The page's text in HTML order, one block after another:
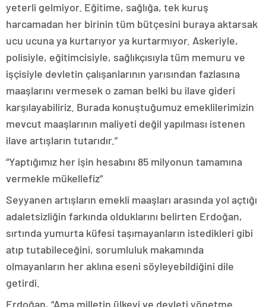
yeterli gelmiyor. Eğitime, sağlığa, tek kuruş
harcamadan her birinin tüm bütçesini buraya aktarsak
ucu ucuna ya kurtarıyor ya kurtarmıyor. Askeriyle,
polisiyle, eğitimcisiyle, sağlıkçısıyla tüm memuru ve
işçisiyle devletin çalışanlarının yarısından fazlasına
maaşlarını vermesek o zaman belki bu ilave gideri
karşılayabiliriz. Burada konuştuğumuz emeklilerimizin
mevcut maaşlarının maliyeti değil yapılması istenen
ilave artışların tutarıdır.”
“Yaptığımız her işin hesabını 85 milyonun tamamına
vermekle mükellefiz”
Seyyanen artışların emekli maaşları arasında yol açtığı
adaletsizliğin farkında olduklarını belirten Erdoğan,
sırtında yumurta küfesi taşımayanların istedikleri gibi
atıp tutabileceğini, sorumluluk makamında
olmayanların her aklına eseni söyleyebildiğini dile
getirdi.
Erdoğan, “Ama milletin ülkeyi ve devleti yönetme